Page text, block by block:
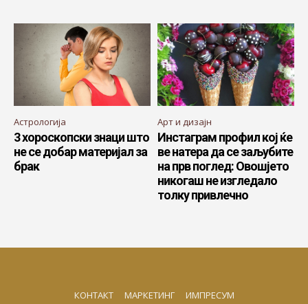
Астрологија
3 хороскопски знаци што
не се добар материјал за
брак
Арт и дизајн
Инстаграм профил кој ќе
ве натера да се заљубите
на прв поглед: Овошјето
никогаш не изгледало
толку привлечно
КОНТАКТ МАРКЕТИНГ ИМПРЕСУМ